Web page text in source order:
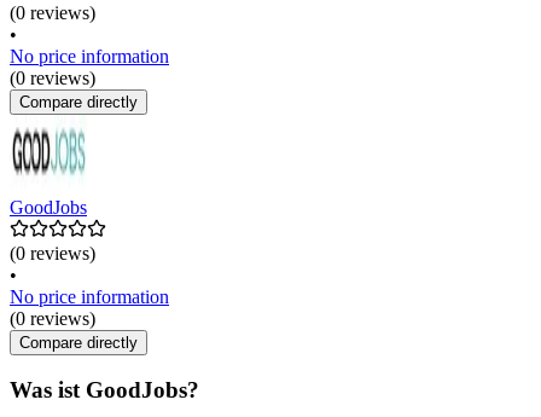
(0 reviews)
•
No price information
(0 reviews)
Compare directly
GoodJobs
(0 reviews)
•
No price information
(0 reviews)
Compare directly
Was ist GoodJobs?